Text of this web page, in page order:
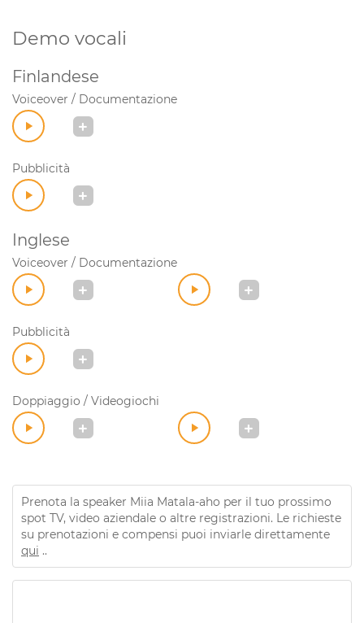
Demo vocali
Finlandese
Voiceover / Documentazione
Pubblicità
Inglese
Voiceover / Documentazione
Pubblicità
Doppiaggio / Videogiochi
Prenota la speaker Miia Matala-aho per il tuo prossimo
spot TV, video aziendale o altre registrazioni. Le richieste
su prenotazioni e compensi puoi inviarle direttamente
qui ..